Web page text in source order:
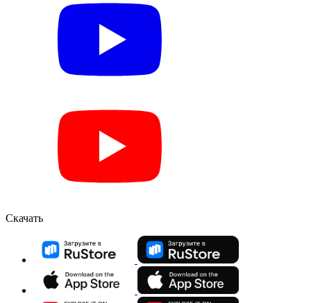
Скачать